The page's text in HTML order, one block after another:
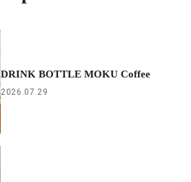
DRINK BOTTLE MOKU Coffee
2026.07.29